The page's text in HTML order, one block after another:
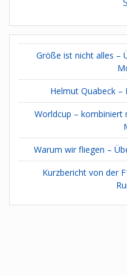
Größe ist nicht alles –
Helmut Quabeck –
Worldcup – kombiniert
Warum wir fliegen –
Kurzbericht von der